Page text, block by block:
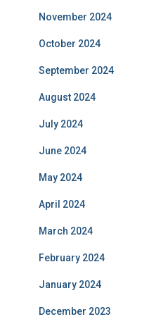
November 2024
October 2024
September 2024
August 2024
July 2024
June 2024
May 2024
April 2024
March 2024
February 2024
January 2024
December 2023